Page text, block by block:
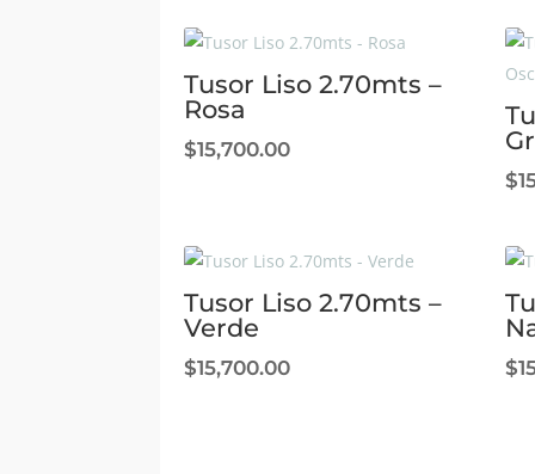
Tusor Liso 2.70mts –
Rosa
$15,700.00
$
Tusor Liso 2.70mts –
Verde
$15,700.00 $